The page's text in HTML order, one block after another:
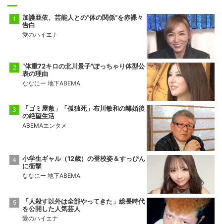
加護亜依、芸能人との“体の関係”を赤裸々
告白
愛のハイエナ
“体重72キロの北川景子”ぽっちゃり体型公
表の理由
ななにー 地下ABEMA
「ゴミ屋敷」「孤独死」布川敏和の離婚後
の絶望生活
ABEMAエンタメ
小学生ギャル（12歳）の登校姿＆すっぴん
に衝撃
ななにー 地下ABEMA
「人殺す以外は全部やってきた」総長時代
を公開した人気芸人
愛のハイエナ